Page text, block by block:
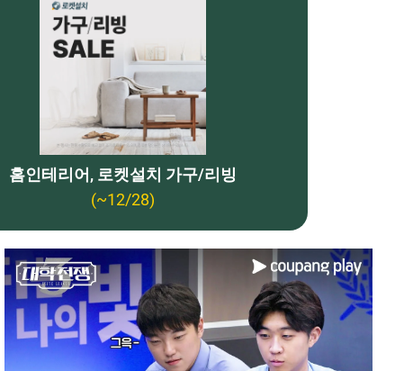
홈인테리어, 로켓설치 가구/리빙
(~12/28)